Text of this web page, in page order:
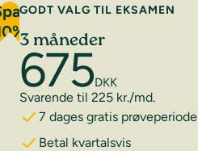
GODT VALG TIL EKSAMEN
3 måneder
675DKK
Svarende til 225 kr./md.
7 dages gratis prøveperiode
Betal kvartalsvis